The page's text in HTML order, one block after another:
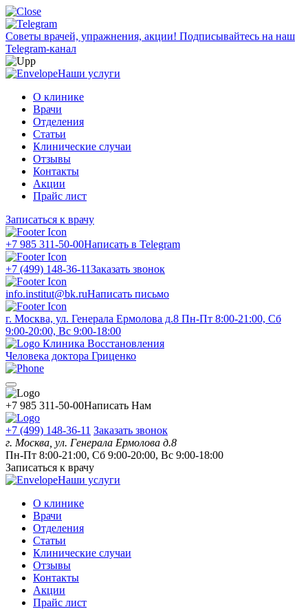
Советы врачей, упражнения, акции! Подписывайтесь на наш
Telegram-канал
Наши услуги
О клинике
Врачи
Отделения
Статьи
Клинические случаи
Отзывы
Контакты
Акции
Прайс лист
Записаться к врачу
+7 985 311-50-00Написать в Telegram
+7 (499) 148-36-11Заказать звонок
info.institut@bk.ruНаписать письмо
г. Москва, ул. Генерала Ермолова д.8 Пн-Пт 8:00-21:00, Сб
9:00-20:00, Вс 9:00-18:00
Клиника Восстановления
Человека доктора Гриценко
+7 985 311-50-00Написать Нам
+7 (499) 148-36-11 Заказать звонок
г. Москва, ул. Генерала Ермолова д.8
Пн-Пт 8:00-21:00, Сб 9:00-20:00, Вс 9:00-18:00
Записаться к врачу
Наши услуги
О клинике
Врачи
Отделения
Статьи
Клинические случаи
Отзывы
Контакты
Акции
Прайс лист